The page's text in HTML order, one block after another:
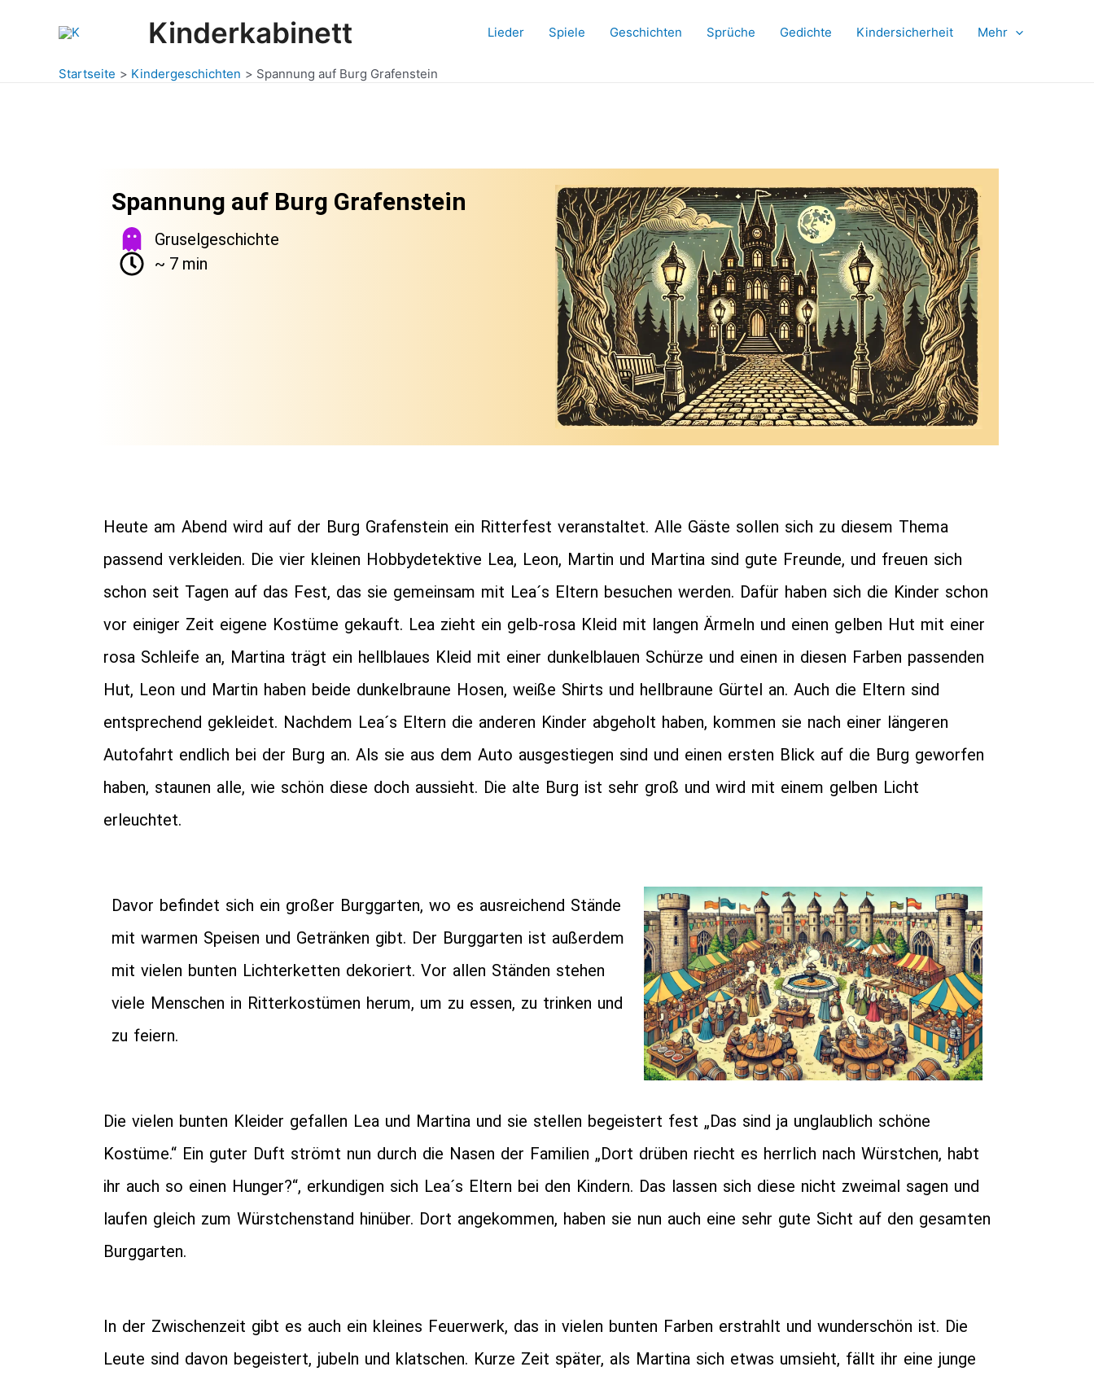
Kinderkabinett Lieder Spiele Geschichten Sprüche Gedichte Kindersicherheit Mehr
Startseite Kindergeschichten Spannung auf Burg Grafenstein
Spannung auf Burg Grafenstein
Gruselgeschichte
~ 7 min
Heute am Abend wird auf der Burg Grafenstein ein Ritterfest veranstaltet. Alle Gäste sollen sich zu diesem Thema
passend verkleiden. Die vier kleinen Hobbydetektive Lea, Leon, Martin und Martina sind gute Freunde, und freuen sich
schon seit Tagen auf das Fest, das sie gemeinsam mit Lea´s Eltern besuchen werden. Dafür haben sich die Kinder schon
vor einiger Zeit eigene Kostüme gekauft. Lea zieht ein gelb-rosa Kleid mit langen Ärmeln und einen gelben Hut mit einer
rosa Schleife an, Martina trägt ein hellblaues Kleid mit einer dunkelblauen Schürze und einen in diesen Farben passenden
Hut, Leon und Martin haben beide dunkelbraune Hosen, weiße Shirts und hellbraune Gürtel an. Auch die Eltern sind
entsprechend gekleidet. Nachdem Lea´s Eltern die anderen Kinder abgeholt haben, kommen sie nach einer längeren
Autofahrt endlich bei der Burg an. Als sie aus dem Auto ausgestiegen sind und einen ersten Blick auf die Burg geworfen
haben, staunen alle, wie schön diese doch aussieht. Die alte Burg ist sehr groß und wird mit einem gelben Licht
erleuchtet.
Davor befindet sich ein großer Burggarten, wo es ausreichend Stände
mit warmen Speisen und Getränken gibt. Der Burggarten ist außerdem
mit vielen bunten Lichterketten dekoriert. Vor allen Ständen stehen
viele Menschen in Ritterkostümen herum, um zu essen, zu trinken und
zu feiern.
Die vielen bunten Kleider gefallen Lea und Martina und sie stellen begeistert fest „Das sind ja unglaublich schöne
Kostüme.“ Ein guter Duft strömt nun durch die Nasen der Familien „Dort drüben riecht es herrlich nach Würstchen, habt
ihr auch so einen Hunger?“, erkundigen sich Lea´s Eltern bei den Kindern. Das lassen sich diese nicht zweimal sagen und
laufen gleich zum Würstchenstand hinüber. Dort angekommen, haben sie nun auch eine sehr gute Sicht auf den gesamten
Burggarten.
In der Zwischenzeit gibt es auch ein kleines Feuerwerk, das in vielen bunten Farben erstrahlt und wunderschön ist. Die
Leute sind davon begeistert, jubeln und klatschen. Kurze Zeit später, als Martina sich etwas umsieht, fällt ihr eine junge
navigation